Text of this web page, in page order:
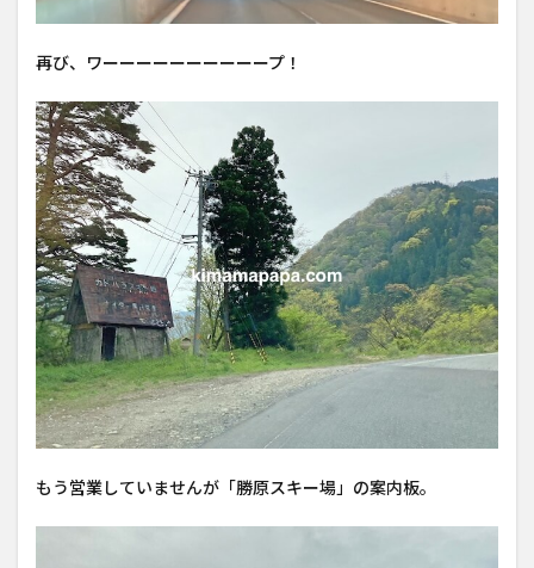
再び、ワーーーーーーーーーープ！
もう営業していませんが「勝原スキー場」の案内板。